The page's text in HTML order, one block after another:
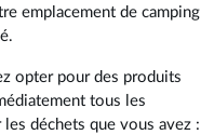
emplacement de camping
opter pour des produits
tous les
déchets que vous avez :